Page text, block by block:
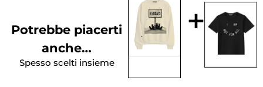
Potrebbe piacerti
anche…
Spesso scelti insieme
+